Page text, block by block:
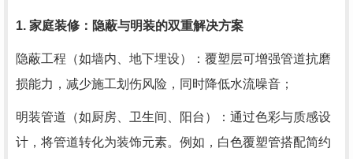
1. 家庭装修：隐蔽与明装的双重解决方案
隐蔽工程（如墙内、地下埋设）：覆塑层可增强管道抗磨
损能力，减少施工划伤风险，同时降低水流噪音；
明装管道（如厨房、卫生间、阳台）：通过色彩与质感设
计，将管道转化为装饰元素。例如，白色覆塑管搭配简约